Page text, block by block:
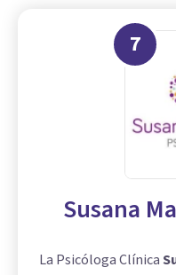
7
Susana
La Psicóloga Clínica